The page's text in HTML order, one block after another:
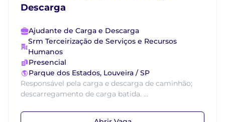
Descarga
Ajudante de Carga e Descarga
Srm Terceirização de Serviços e Recursos
Humanos
Presencial
Parque dos Estados, Louveira / SP
Responsável pela carga e descarga de caminhão;
descarregamento de carga batida. ...